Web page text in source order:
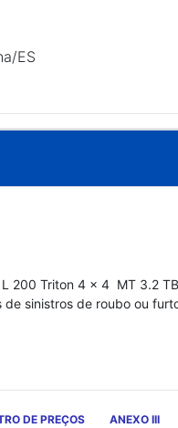
ES
Triton 4 x 4  MT 3.2
sinistros de roubo ou
DE PREÇOS ANEXO III